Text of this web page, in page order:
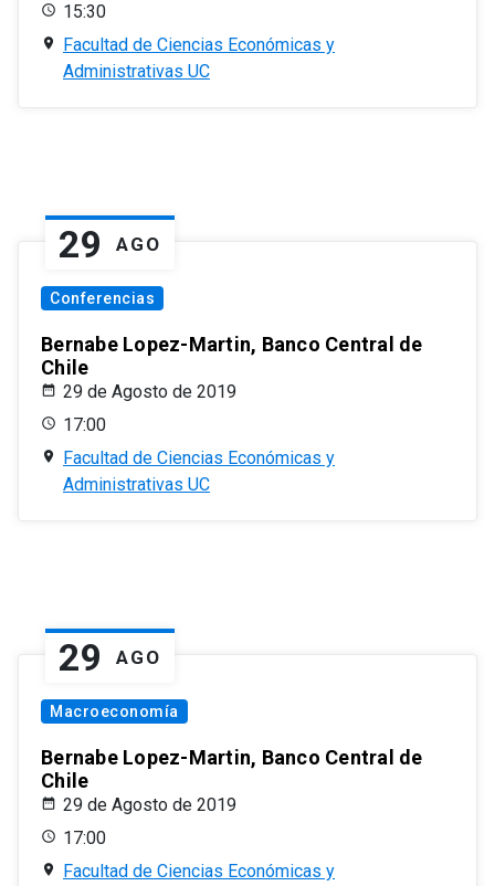
15:30
Facultad de Ciencias Económicas y
Administrativas UC
29 AGO
Conferencias
Bernabe Lopez-Martin, Banco Central de
Chile
29 de Agosto de 2019
17:00
Facultad de Ciencias Económicas y
Administrativas UC
29 AGO
Macroeconomía
Bernabe Lopez-Martin, Banco Central de
Chile
29 de Agosto de 2019
17:00
Facultad de Ciencias Económicas y